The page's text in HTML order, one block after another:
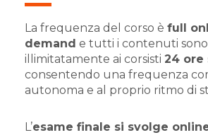
La frequenza del corso è full
demand e tutti i contenuti
illimitatamente ai corsisti 24 ore
consentendo una frequenza
autonoma e al proprio ritmo di
L’esame finale si svolge